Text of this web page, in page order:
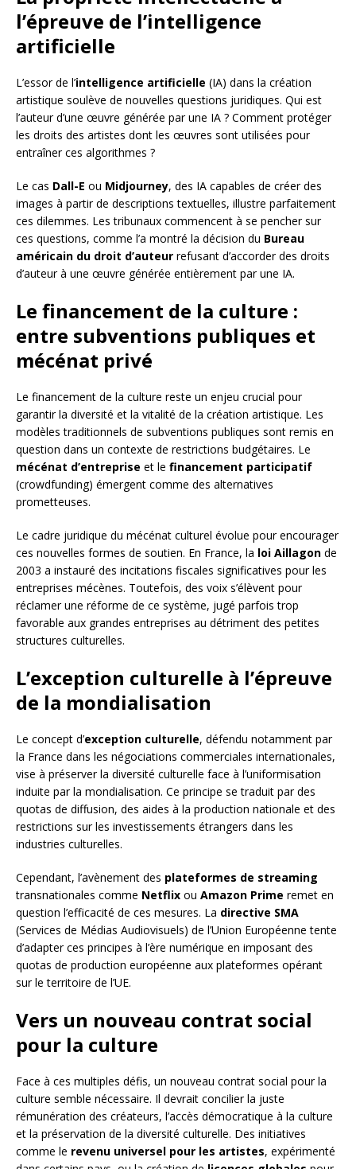
l’épreuve de l’intelligence
artificielle
L’essor de l’intelligence artificielle (IA) dans la création
artistique soulève de nouvelles questions juridiques. Qui est
l’auteur d’une œuvre générée par une IA ? Comment protéger
les droits des artistes dont les œuvres sont utilisées pour
entraîner ces algorithmes ?
Le cas Dall-E ou Midjourney, des IA capables de créer des
images à partir de descriptions textuelles, illustre parfaitement
ces dilemmes. Les tribunaux commencent à se pencher sur
ces questions, comme l’a montré la décision du Bureau
américain du droit d’auteur refusant d’accorder des droits
d’auteur à une œuvre générée entièrement par une IA.
Le financement de la culture :
entre subventions publiques et
mécénat privé
Le financement de la culture reste un enjeu crucial pour
garantir la diversité et la vitalité de la création artistique. Les
modèles traditionnels de subventions publiques sont remis en
question dans un contexte de restrictions budgétaires. Le
mécénat d’entreprise et le financement participatif
(crowdfunding) émergent comme des alternatives
prometteuses.
Le cadre juridique du mécénat culturel évolue pour encourager
ces nouvelles formes de soutien. En France, la loi Aillagon de
2003 a instauré des incitations fiscales significatives pour les
entreprises mécènes. Toutefois, des voix s’élèvent pour
réclamer une réforme de ce système, jugé parfois trop
favorable aux grandes entreprises au détriment des petites
structures culturelles.
L’exception culturelle à l’épreuve
de la mondialisation
Le concept d’exception culturelle, défendu notamment par
la France dans les négociations commerciales internationales,
vise à préserver la diversité culturelle face à l’uniformisation
induite par la mondialisation. Ce principe se traduit par des
quotas de diffusion, des aides à la production nationale et des
restrictions sur les investissements étrangers dans les
industries culturelles.
Cependant, l’avènement des plateformes de streaming
transnationales comme Netflix ou Amazon Prime remet en
question l’efficacité de ces mesures. La directive SMA
(Services de Médias Audiovisuels) de l’Union Européenne tente
d’adapter ces principes à l’ère numérique en imposant des
quotas de production européenne aux plateformes opérant
sur le territoire de l’UE.
Vers un nouveau contrat social
pour la culture
Face à ces multiples défis, un nouveau contrat social pour la
culture semble nécessaire. Il devrait concilier la juste
rémunération des créateurs, l’accès démocratique à la culture
et la préservation de la diversité culturelle. Des initiatives
comme le revenu universel pour les artistes, expérimenté